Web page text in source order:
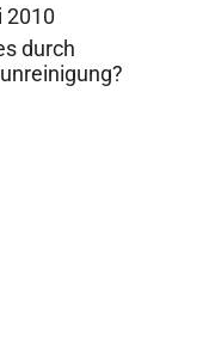
2010
durch